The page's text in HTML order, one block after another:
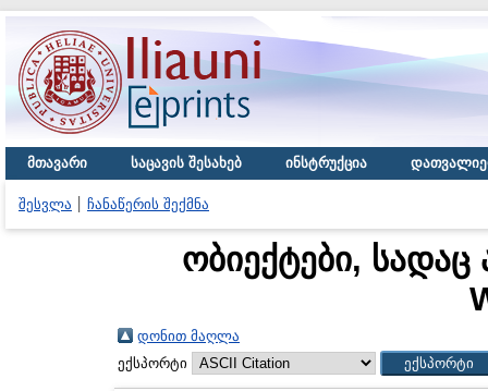
მთავარი საცავის შესახებ ინსტრუქცია
შესვლა ჩანაწერის შექმნა
ობიექტები,
დონით მაღლა
ექსპორტი